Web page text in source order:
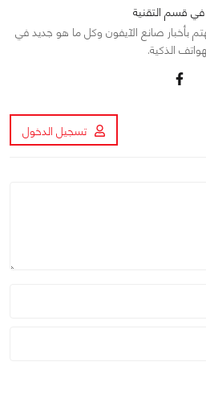
في قسم التقنية
بأخبار صانع الآيفون وكل ما هو جديد في
الذكية.
تسجيل الدخول